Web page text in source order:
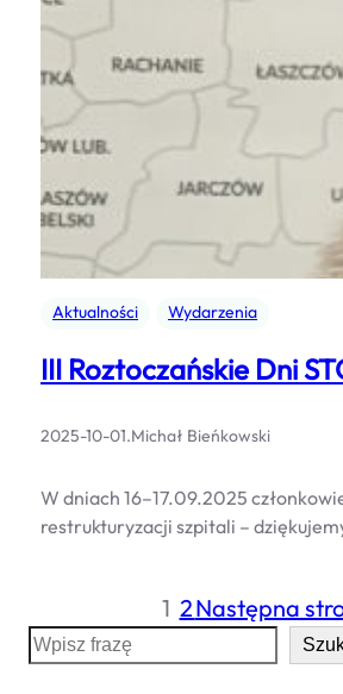
Aktualności Wydarzenia
III Roztoczańskie Dni
2025-10-01.Michał Bieńkowski
W dniach 16–17.09.2025
restrukturyzacji szpitali –
1 2Następna
S
e